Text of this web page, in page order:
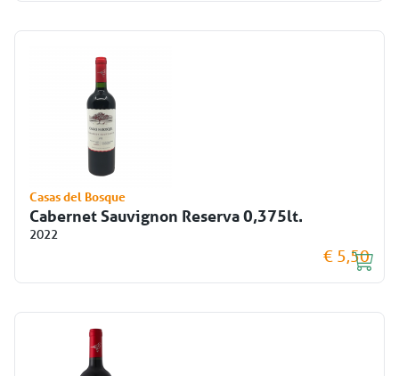
Casas del Bosque
Cabernet Sauvignon Reserva 0,375lt.
2022
€ 5,50